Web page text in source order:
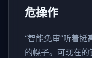
危操作
“智能免审”听着
的幌子。可现在